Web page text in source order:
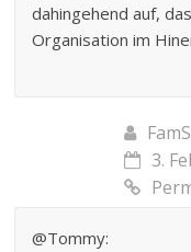
dahingehend auf,
Organisation im
3.
@Tommy: